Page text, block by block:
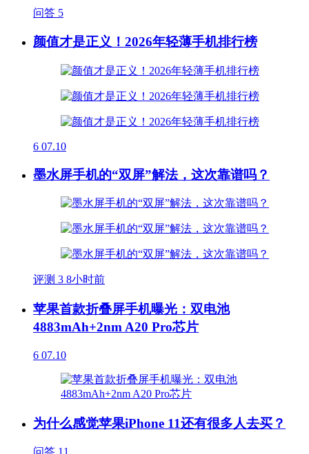
问答 5
颜值才是正义！2026年轻薄手机排行榜
6 07.10
墨水屏手机的“双屏”解法，这次靠谱吗？
评测 3 8小时前
苹果首款折叠屏手机曝光：双电池
4883mAh+2nm A20 Pro芯片
6 07.10
为什么感觉苹果iPhone 11还有很多人去买？